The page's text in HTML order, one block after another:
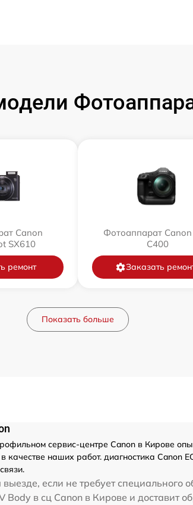
Canon
SX610
ремонт
Фотоаппарат Canon
C400
Заказать
Показать больше
сервис-центре Canon в Кирове
наших работ. диагностика Canon
если не требует
Body в сц Canon в Кирове и доставит